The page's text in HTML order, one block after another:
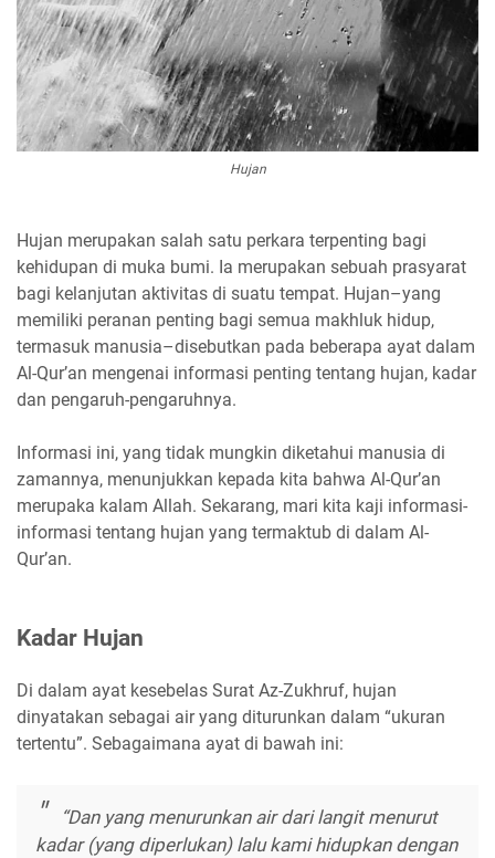
Hujan
Hujan merupakan salah satu perkara terpenting bagi
kehidupan di muka bumi. Ia merupakan sebuah prasyarat
bagi kelanjutan aktivitas di suatu tempat. Hujan–yang
memiliki peranan penting bagi semua makhluk hidup,
termasuk manusia–disebutkan pada beberapa ayat dalam
Al-Qur’an mengenai informasi penting tentang hujan, kadar
dan pengaruh-pengaruhnya.
Informasi ini, yang tidak mungkin diketahui manusia di
zamannya, menunjukkan kepada kita bahwa Al-Qur’an
merupaka kalam Allah. Sekarang, mari kita kaji informasi-
informasi tentang hujan yang termaktub di dalam Al-
Qur’an.
Kadar Hujan
Di dalam ayat kesebelas Surat Az-Zukhruf, hujan
dinyatakan sebagai air yang diturunkan dalam “ukuran
tertentu”. Sebagaimana ayat di bawah ini:
“Dan yang menurunkan air dari langit menurut
kadar (yang diperlukan) lalu kami hidupkan dengan